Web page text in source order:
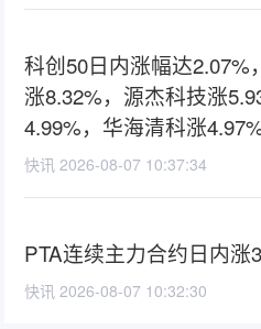
科创50日内涨幅达
涨8.32%，源杰科技涨
4.99%，华海清科涨4.97%
快讯 2026-08-07 10:37:34
PTA连续主力合约日内涨
快讯 2026-08-07 10:32:30